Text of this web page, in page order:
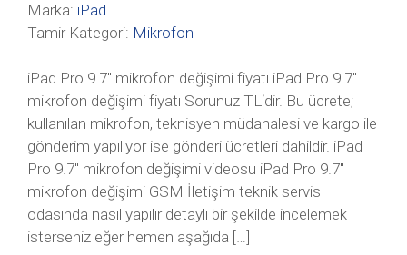
Marka: iPad
Tamir Kategori: Mikrofon
iPad Pro 9.7″ mikrofon değişimi fiyatı iPad Pro 9.7″
mikrofon değişimi fiyatı Sorunuz TL‘dir. Bu ücrete;
kullanılan mikrofon, teknisyen müdahalesi ve kargo ile
gönderim yapılıyor ise gönderi ücretleri dahildir. iPad
Pro 9.7″ mikrofon değişimi videosu iPad Pro 9.7″
mikrofon değişimi GSM İletişim teknik servis
odasında nasıl yapılır detaylı bir şekilde incelemek
isterseniz eğer hemen aşağıda […]